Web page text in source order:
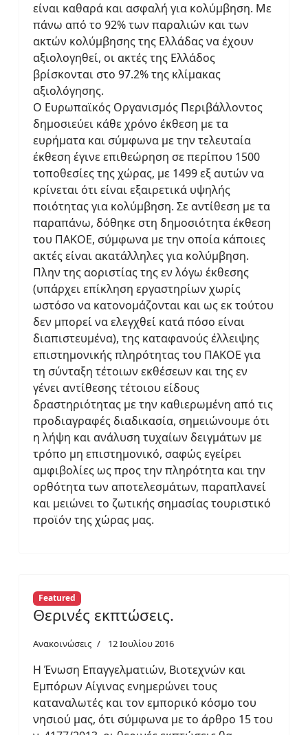
είναι καθαρά και ασφαλή για κολύμβηση. Με
πάνω από το 92% των παραλιών και των
ακτών κολύμβησης της Ελλάδας να έχουν
αξιολογηθεί, οι ακτές της Ελλάδος
βρίσκονται στο 97.2% της κλίμακας
αξιολόγησης.
Ο Ευρωπαϊκός Οργανισμός Περιβάλλοντος
δημοσιεύει κάθε χρόνο έκθεση με τα
ευρήματα και σύμφωνα με την τελευταία
έκθεση έγινε επιθεώρηση σε περίπου 1500
τοποθεσίες της χώρας, με 1499 εξ αυτών να
κρίνεται ότι είναι εξαιρετικά υψηλής
ποιότητας για κολύμβηση. Σε αντίθεση με τα
παραπάνω, δόθηκε στη δημοσιότητα έκθεση
του ΠΑΚΟΕ, σύμφωνα με την οποία κάποιες
ακτές είναι ακατάλληλες για κολύμβηση.
Πλην της αοριστίας της εν λόγω έκθεσης
(υπάρχει επίκληση εργαστηρίων χωρίς
ωστόσο να κατονομάζονται και ως εκ τούτου
δεν μπορεί να ελεγχθεί κατά πόσο είναι
διαπιστευμένα), της καταφανούς έλλειψης
επιστημονικής πληρότητας του ΠΑΚΟΕ για
τη σύνταξη τέτοιων εκθέσεων και της εν
γένει αντίθεσης τέτοιου είδους
δραστηριότητας με την καθιερωμένη από τις
προδιαγραφές διαδικασία, σημειώνουμε ότι
η λήψη και ανάλυση τυχαίων δειγμάτων με
τρόπο μη επιστημονικό, σαφώς εγείρει
αμφιβολίες ως προς την πληρότητα και την
ορθότητα των αποτελεσμάτων, παραπλανεί
και μειώνει το ζωτικής σημασίας τουριστικό
προϊόν της χώρας μας.
Featured
Θερινές εκπτώσεις.
Ανακοινώσεις 12 Ιουλίου 2016
Η Ένωση Επαγγελματιών, Βιοτεχνών και
Εμπόρων Αίγινας ενημερώνει τους
καταναλωτές και τον εμπορικό κόσμο του
νησιού μας, ότι σύμφωνα με το άρθρο 15 του